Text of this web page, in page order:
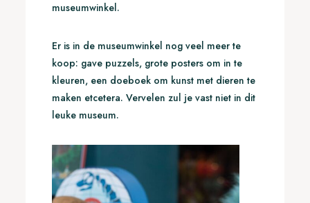
museumwinkel.
Er is in de museumwinkel nog veel meer te
koop: gave puzzels, grote posters om in te
kleuren, een doeboek om kunst met dieren te
maken etcetera. Vervelen zul je vast niet in dit
leuke museum.